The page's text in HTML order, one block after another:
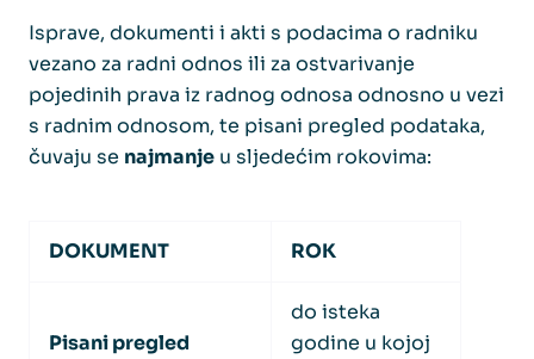
Isprave, dokumenti i akti s podacima o radniku
vezano za radni odnos ili za ostvarivanje
pojedinih prava iz radnog odnosa odnosno u vezi
s radnim odnosom, te pisani pregled podataka,
čuvaju se najmanje u sljedećim rokovima:
DOKUMENT ROK
Pisani pregled
do isteka
godine u kojoj